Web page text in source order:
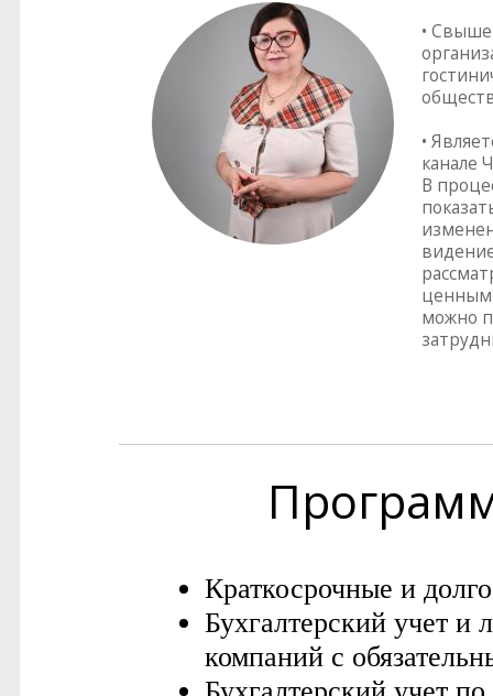
• Свыше
•
канале
В
ценным
можно